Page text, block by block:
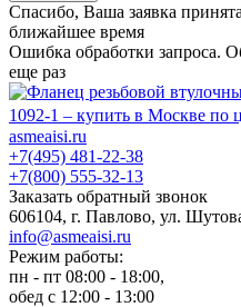
Спасибо, Ваша заявка
ближайшее время
Ошибка обработки запроса.
еще раз
+7(495) 481-22-38
+7(800) 555-32-13
Заказать обратный звонок
606104, г. Павлово, ул.
info@asmeaisi.ru
Режим работы:
пн - пт 08:00 - 18:00,
обед с 12:00 - 13:00